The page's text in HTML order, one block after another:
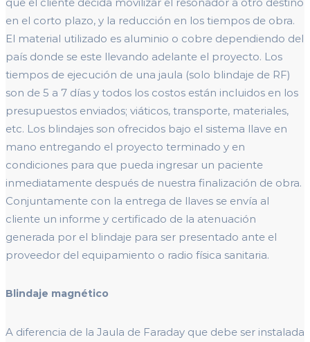
que el cliente decida movilizar el resonador a otro destino
en el corto plazo, y la reducción en los tiempos de obra.
El material utilizado es aluminio o cobre dependiendo del
país donde se este llevando adelante el proyecto. Los
tiempos de ejecución de una jaula (solo blindaje de RF)
son de 5 a 7 días y todos los costos están incluidos en los
presupuestos enviados; viáticos, transporte, materiales,
etc. Los blindajes son ofrecidos bajo el sistema llave en
mano entregando el proyecto terminado y en
condiciones para que pueda ingresar un paciente
inmediatamente después de nuestra finalización de obra.
Conjuntamente con la entrega de llaves se envía al
cliente un informe y certificado de la atenuación
generada por el blindaje para ser presentado ante el
proveedor del equipamiento o radio física sanitaria.
Blindaje magnético
A diferencia de la Jaula de Faraday que debe ser instalada